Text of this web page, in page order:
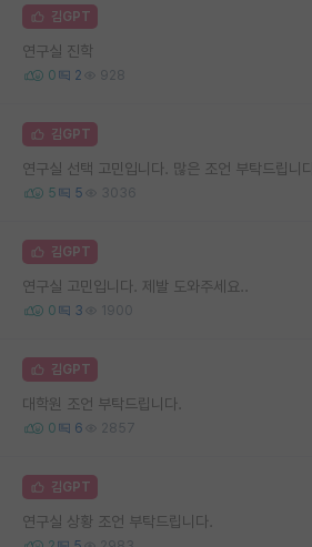
김GPT
연구실 진학
0 2 928
김GPT
연구실 선택 고민입니다. 많은 조언 부탁드립니다.
5 5 3036
김GPT
연구실 고민입니다. 제발 도와주세요..
0 3 1900
김GPT
대학원 조언 부탁드립니다.
0 6 2857
김GPT
연구실 상황 조언 부탁드립니다.